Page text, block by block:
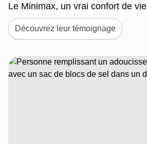
Le Minimax, un vrai confort de vie
Découvrez leur témoignage